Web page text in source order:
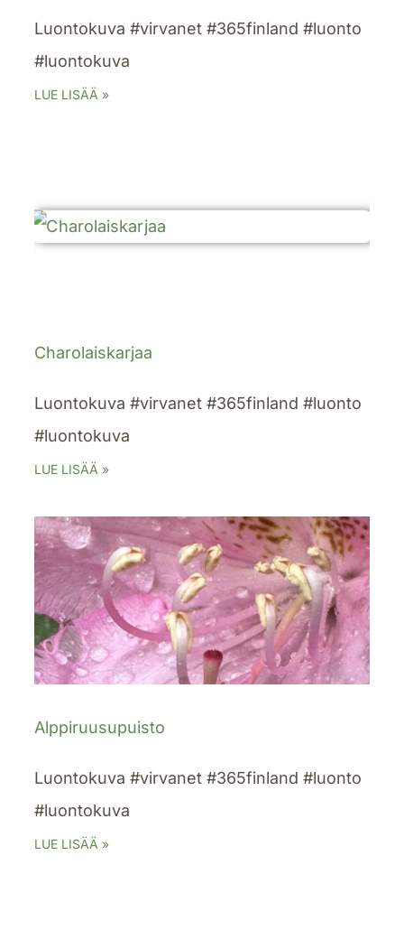
Luontokuva #virvanet #365finland #luonto
#luontokuva
LUE LISÄÄ »
Charolaiskarjaa
Luontokuva #virvanet #365finland #luonto
#luontokuva
LUE LISÄÄ »
Alppiruusupuisto
Luontokuva #virvanet #365finland #luonto
#luontokuva
LUE LISÄÄ »